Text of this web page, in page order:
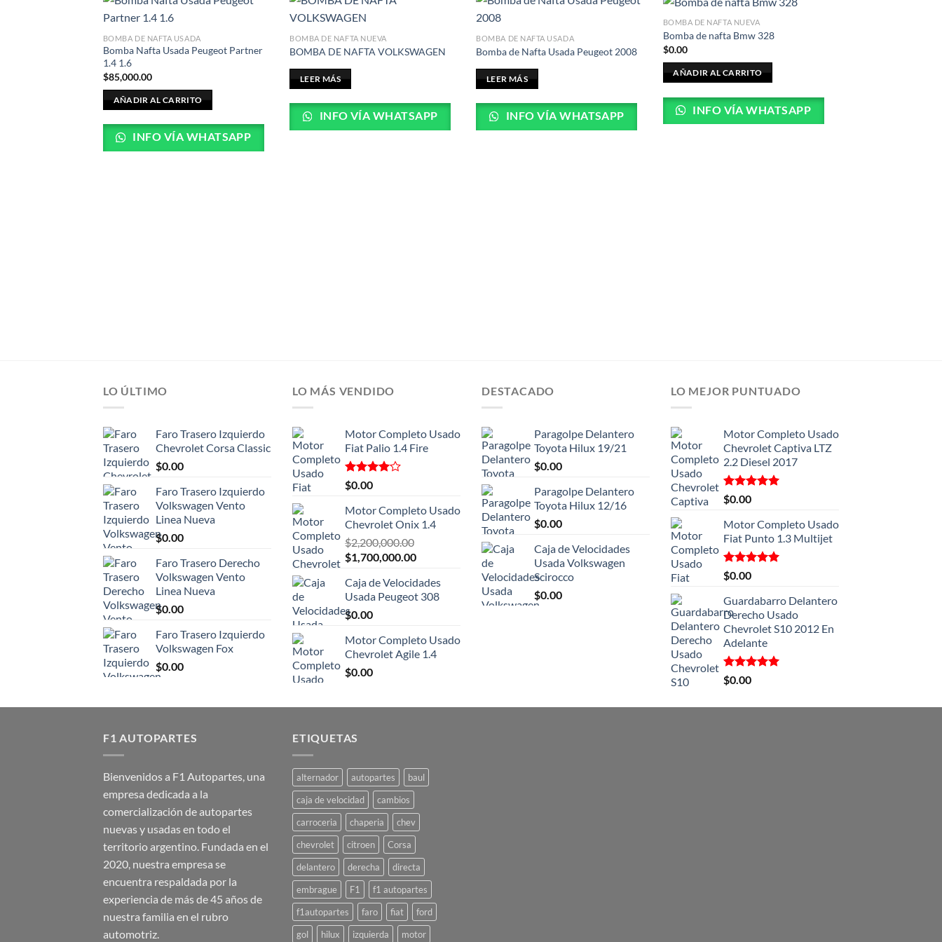
BOMBA DE NAFTA USADA
Bomba Nafta Usada Peugeot Partner
1.4 1.6
$85,000.00
AÑADIR AL CARRITO
INFO VÍA WHATSAPP
BOMBA DE NAFTA NUEVA
BOMBA DE NAFTA VOLKSWAGEN
LEER MÁS
INFO VÍA WHATSAPP
BOMBA DE NAFTA USADA
Bomba de Nafta Usada Peugeot 2008
LEER MÁS
INFO VÍA WHATSAPP
BOMBA DE NAFTA NUEVA
Bomba de nafta Bmw 328
$0.00
AÑADIR AL CARRITO
INFO VÍA WHATSAPP
LO ÚLTIMO
Faro Trasero Izquierdo
Chevrolet Corsa Classic
$0.00
Faro Trasero Izquierdo
Volkswagen Vento
Linea Nueva
$0.00
Faro Trasero Derecho
Volkswagen Vento
Linea Nueva
$0.00
Faro Trasero Izquierdo
Volkswagen Fox
$0.00
LO MÁS VENDIDO
Motor Completo Usado
Fiat Palio 1.4 Fire
Valorado
con
de 5
$0.00
Motor Completo Usado
Chevrolet Onix 1.4
$2,200,000.00
El
original
era:
$2,200,000.00.
$1,700,000.00El
actual
es:
Caja de Velocidades
Usada Peugeot 308
$0.00
Motor Completo Usado
Chevrolet Agile 1.4
$0.00
DESTACADO
Paragolpe Delantero
Toyota Hilux 19/21
$0.00
Paragolpe Delantero
Toyota Hilux 12/16
$0.00
Caja de Velocidades
Usada Volkswagen
Scirocco
$0.00
LO MEJOR PUNTUADO
Motor Completo Usado
Chevrolet Captiva LTZ
2.2 Diesel 2017
Valorado
con
de 5
$0.00
Motor Completo Usado
Fiat Punto 1.3 Multijet
Valorado
con
de 5
$0.00
Guardabarro Delantero
Derecho Usado
Chevrolet S10 2012 En
Adelante
Valorado
con
$0.00
F1 AUTOPARTES
Bienvenidos a F1 Autopartes, una
empresa dedicada a la
comercialización de autopartes
nuevas y usadas en todo el
territorio argentino. Fundada en el
2020, nuestra empresa se
encuentra respaldada por la
experiencia de más de 45 años de
nuestra familia en el rubro
automotriz.
ETIQUETAS
alternador autopartes
baul
caja de velocidad
cambios
carroceria
chaperia
chev
chevrolet
citroen
Corsa
delantero
derecha
directa
embrague
F1
f1 autopartes
f1autopartes
faro fiat
ford
gol
hilux izquierda motor